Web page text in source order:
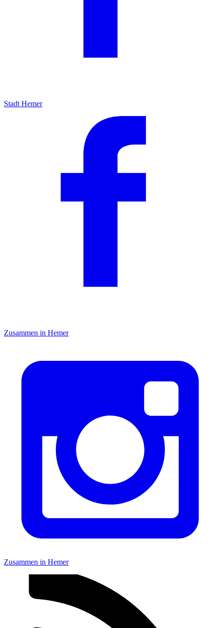
Stadt Hemer
Zusammen in Hemer
Zusammen in Hemer